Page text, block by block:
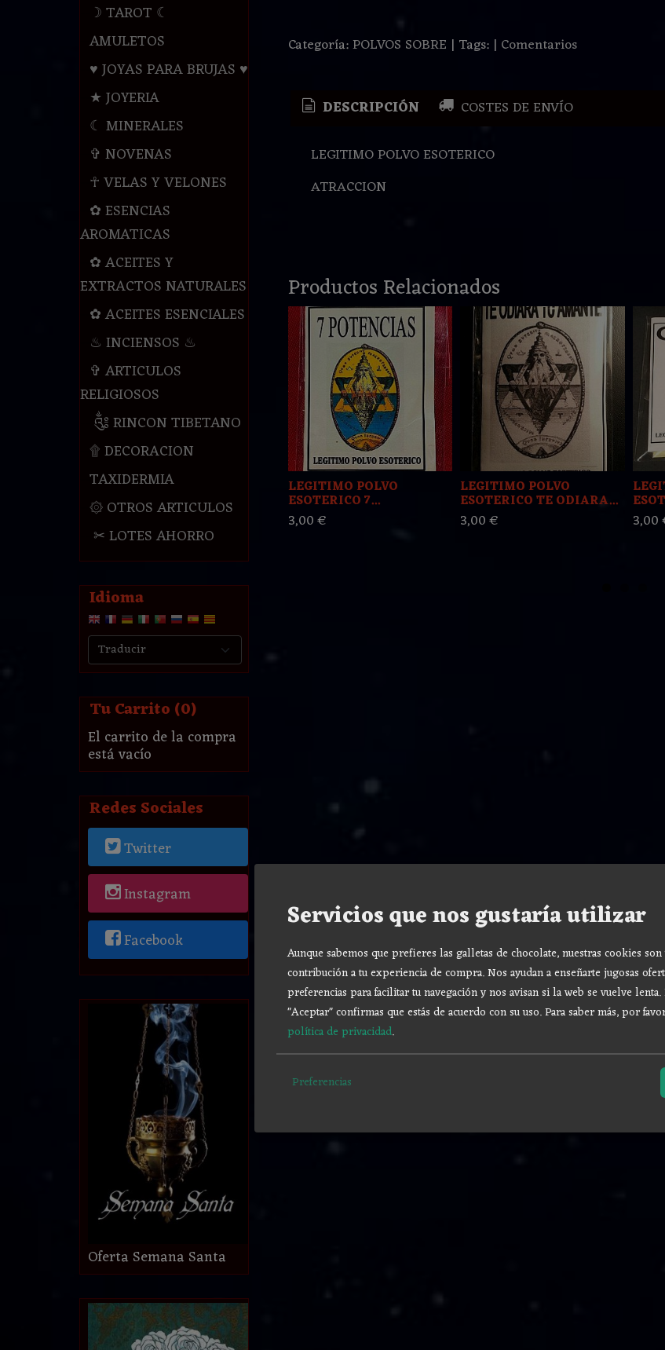
☽ TAROT ☾
AMULETOS
♥ JOYAS PARA BRUJAS ♥
★ JOYERIA
☾ MINERALES
✞ NOVENAS
☥ VELAS Y VELONES
✿ ESENCIAS
AROMATICAS
✿ ACEITES Y
EXTRACTOS NATURALES
✿ ACEITES ESENCIALES
♨ INCIENSOS ♨
✞ ARTICULOS
RELIGIOSOS
༃ RINCON TIBETANO
۩ DECORACION
TAXIDERMIA
۞ OTROS ARTICULOS
✂ LOTES AHORRO
Idioma
Tu Carrito (0)
El carrito de la compra
está vacío
Redes Sociales
Twitter
Instagram
Facebook
Oferta Semana Santa
Categoría:POLVOS SOBRE | Tags: | Comentarios
DESCRIPCIÓN COSTES DE ENVÍO
LEGITIMO POLVO ESOTERICO
ATRACCION
Productos Relacionados
LEGITIMO POLVO
ESOTERICO 7...
3,00 €
LEGITIMO POLVO
ESOTERICO TE ODIARA...
3,00 € 3,00
Servicios que nos gustaría utilizar
Aunque sabemos que prefieres las galletas de chocolate, nuestras cookies
contribución a tu experiencia de compra. Nos ayudan a enseñarte jugosas
preferencias para facilitar tu navegación y nos avisan si la web se vuelve
"Aceptar" confirmas que estás de acuerdo con su uso.Para saber más, por
política de privacidad.
Preferencias